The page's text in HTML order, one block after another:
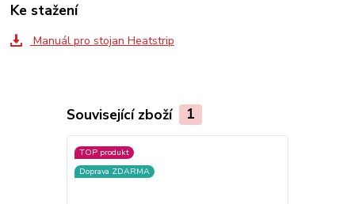
Ke stažení
Manuál pro stojan Heatstrip
Související zboží 1
TOP produkt
Doprava ZDARMA